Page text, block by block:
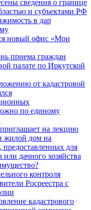
сведения о границе
и субъектами РФ
в дар
новый офис «Мои
приема граждан
палате по Иркутской
от кадастровой
по единому
на лекцию
жилой дом на
предоставленных для
или дачного хозяйства
контроля
Росреестра с
кадастрового